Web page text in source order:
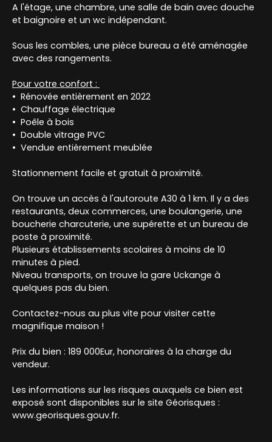
A l'étage, une chambre, une salle de bain avec douche
et baignoire et un wc indépendant.
Sous les combles, une pièce bureau a été aménagée
avec des rangements.
Pour votre confort :
Rénovée entièrement en 2022
Chauffage électrique
Poêle à bois
Double vitrage PVC
Vendue entièrement meublée
Stationnement facile et gratuit à proximité.
On trouve un accès à l'autoroute A30 à 1 km. Il y a des
restaurants, deux commerces, une boulangerie, une
boucherie charcuterie, une supérette et un bureau de
poste à proximité.
Plusieurs établissements scolaires à moins de 10
minutes à pied.
Niveau transports, on trouve la gare Uckange à
quelques pas du bien.
Contactez-nous au plus vite pour visiter cette
magnifique maison !
Prix du bien : 189 000Eur, honoraires à la charge du
vendeur.
Les informations sur les risques auxquels ce bien est
exposé sont disponibles sur le site Géorisques :
www.georisques.gouv.fr.